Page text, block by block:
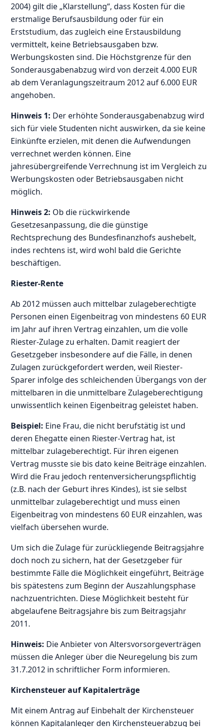
2004) gilt die „Klarstellung“, dass Kosten für die
erstmalige Berufsausbildung oder für ein
Erststudium, das zugleich eine Erstausbildung
vermittelt, keine Betriebsausgaben bzw.
Werbungskosten sind. Die Höchstgrenze für den
Sonderausgabenabzug wird von derzeit 4.000 EUR
ab dem Veranlagungszeitraum 2012 auf 6.000 EUR
angehoben.
Hinweis 1: Der erhöhte Sonderausgabenabzug wird
sich für viele Studenten nicht auswirken, da sie keine
Einkünfte erzielen, mit denen die Aufwendungen
verrechnet werden können. Eine
jahresübergreifende Verrechnung ist im Vergleich zu
Werbungskosten oder Betriebsausgaben nicht
möglich.
Hinweis 2: Ob die rückwirkende
Gesetzesanpassung, die die günstige
Rechtsprechung des Bundesfinanzhofs aushebelt,
indes rechtens ist, wird wohl bald die Gerichte
beschäftigen.
Riester-Rente
Ab 2012 müssen auch mittelbar zulageberechtigte
Personen einen Eigenbeitrag von mindestens 60 EUR
im Jahr auf ihren Vertrag einzahlen, um die volle
Riester-Zulage zu erhalten. Damit reagiert der
Gesetzgeber insbesondere auf die Fälle, in denen
Zulagen zurückgefordert werden, weil Riester-
Sparer infolge des schleichenden Übergangs von der
mittelbaren in die unmittelbare Zulageberechtigung
unwissentlich keinen Eigenbeitrag geleistet haben.
Beispiel: Eine Frau, die nicht berufstätig ist und
deren Ehegatte einen Riester-Vertrag hat, ist
mittelbar zulageberechtigt. Für ihren eigenen
Vertrag musste sie bis dato keine Beiträge einzahlen.
Wird die Frau jedoch rentenversicherungspflichtig
(z.B. nach der Geburt ihres Kindes), ist sie selbst
unmittelbar zulageberechtigt und muss einen
Eigenbeitrag von mindestens 60 EUR einzahlen, was
vielfach übersehen wurde.
Um sich die Zulage für zurückliegende Beitragsjahre
doch noch zu sichern, hat der Gesetzgeber für
bestimmte Fälle die Möglichkeit eingeführt, Beiträge
bis spätestens zum Beginn der Auszahlungsphase
nachzuentrichten. Diese Möglichkeit besteht für
abgelaufene Beitragsjahre bis zum Beitragsjahr
2011.
Hinweis: Die Anbieter von Altersvorsorgeverträgen
müssen die Anleger über die Neuregelung bis zum
31.7.2012 in schriftlicher Form informieren.
Kirchensteuer auf Kapitalerträge
Mit einem Antrag auf Einbehalt der Kirchensteuer
können Kapitalanleger den Kirchensteuerabzug bei